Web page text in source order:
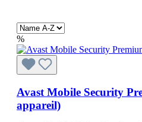
%
Avast Mobile Security
appareil)